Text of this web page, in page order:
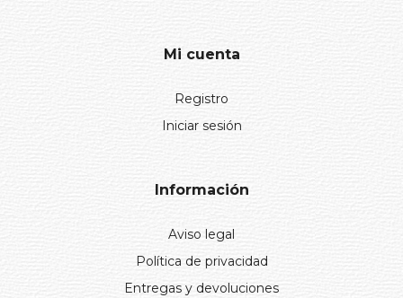
Mi cuenta
Registro
Iniciar sesión
Información
Aviso legal
Política de privacidad
Entregas y devoluciones